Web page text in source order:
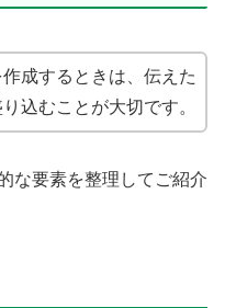
成するときは、伝えた
込むことが大切です。
な要素を整理してご紹介